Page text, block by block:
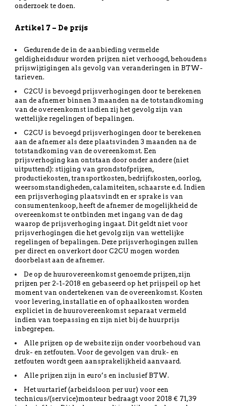
onderzoek te doen.
Artikel 7 – De prijs
Gedurende de in de aanbieding vermelde
geldigheidsduur worden prijzen niet verhoogd, behoudens
prijswijzigingen als gevolg van veranderingen in BTW-
tarieven.
C2CU is bevoegd prijsverhogingen door te berekenen
aan de afnemer binnen 3 maanden na de totstandkoming
van de overeenkomst indien zij het gevolg zijn van
wettelijke regelingen of bepalingen.
C2CU is bevoegd prijsverhogingen door te berekenen
aan de afnemer als deze plaatsvinden 3 maanden na de
totstandkoming van de overeenkomst. Een
prijsverhoging kan ontstaan door onder andere (niet
uitputtend): stijging van grondstofprijzen,
productiekosten, transportkosten, bedrijfskosten, oorlog,
weersomstandigheden, calamiteiten, schaarste e.d. Indien
een prijsverhoging plaatsvindt en er sprake is van
consumentenkoop, heeft de afnemer de mogelijkheid de
overeenkomst te ontbinden met ingang van de dag
waarop de prijsverhoging ingaat. Dit geldt niet voor
prijsverhogingen die het gevolg zijn van wettelijke
regelingen of bepalingen. Deze prijsverhogingen zullen
per direct en onverkort door C2CU mogen worden
doorbelast aan de afnemer.
De op de huurovereenkomst genoemde prijzen, zijn
prijzen per 2-1-2018 en gebaseerd op het prijspeil op het
moment van ondertekenen van de overeenkomst. Kosten
voor levering, installatie en of ophaalkosten worden
expliciet in de huurovereenkomst separaat vermeld
indien van toepassing en zijn niet bij de huurprijs
inbegrepen.
Alle prijzen op de website zijn onder voorbehoud van
druk- en zetfouten. Voor de gevolgen van druk- en
zetfouten wordt geen aansprakelijkheid aanvaard.
Alle prijzen zijn in euro’s en inclusief BTW.
Het uurtarief (arbeidsloon per uur) voor een
technicus/(service)monteur bedraagt voor 2018 € 71,39